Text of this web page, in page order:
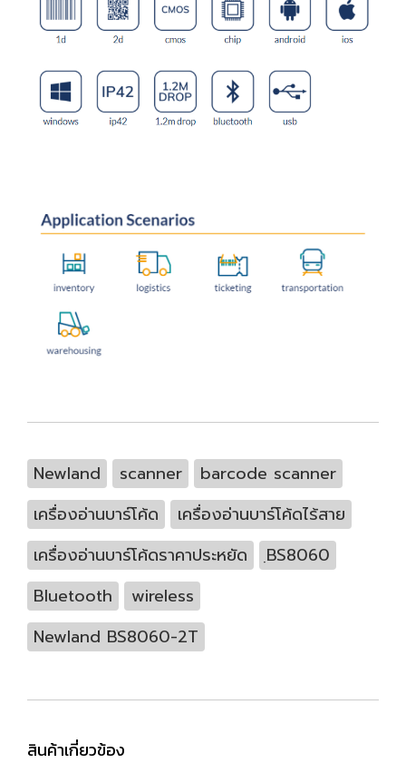
Newland scanner
barcode scanner
เครื่องอ่านบาร์โค้ด
เครื่องอ่านบาร์โค้ดไร้สาย
เครื่องอ่านบาร์โค้ดราคาประหยัด
ฺBS8060
Bluetooth
wireless
Newland BS8060-2T
สินค้าเกี่ยวข้อง